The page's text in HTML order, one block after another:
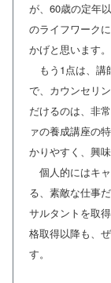
が、60歳の定年
のライフワーク
かげと思います。
もう1点は、講
で、カウンセリ
だけるのは、非
ァの養成講座の
かりやすく、興
個人的にはキ
る、素敵な仕事
サルタントを取
格取得以降も、
す。